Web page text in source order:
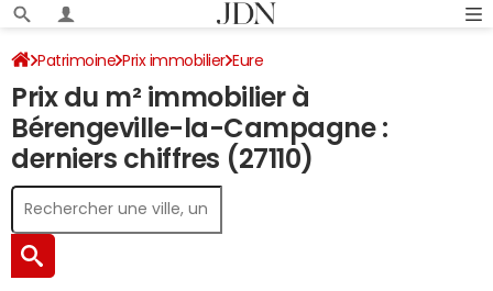
Patrimoine Prix immobilier Eure
Bérengeville-la-Campagne
Prix du m² immobilier à
Bérengeville-la-Campagne :
derniers chiffres (27110)